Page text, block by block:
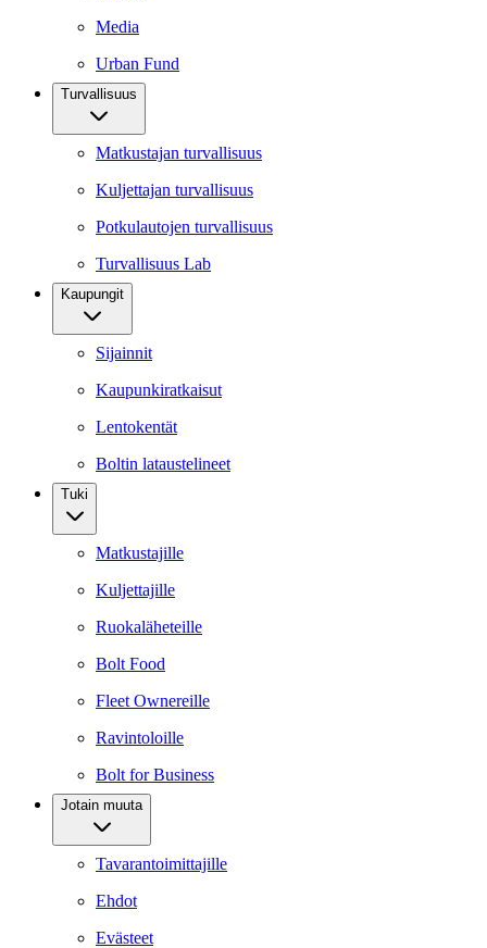
Media
Urban Fund
Turvallisuus
Matkustajan turvallisuus
Kuljettajan turvallisuus
Potkulautojen turvallisuus
Turvallisuus Lab
Kaupungit
Sijainnit
Kaupunkiratkaisut
Lentokentät
Boltin lataustelineet
Tuki
Matkustajille
Kuljettajille
Ruokaläheteille
Bolt Food
Fleet Ownereille
Ravintoloille
Bolt for Business
Jotain muuta
Tavarantoimittajille
Ehdot
Evästeet